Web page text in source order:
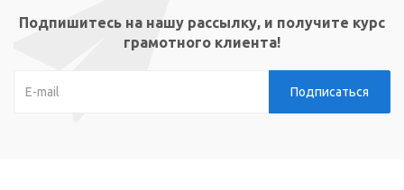
Подпишитесь на нашу рассылку, и получите курс
грамотного клиента!